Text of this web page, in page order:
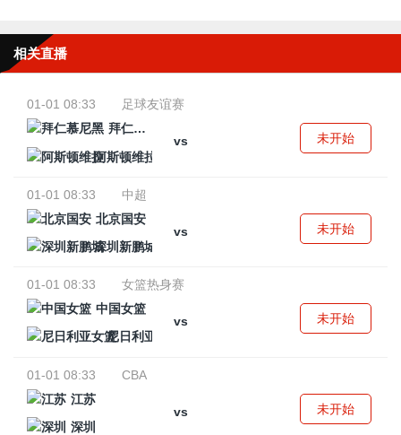
相关直播
01-01 08:33
足球友谊赛
拜仁慕尼黑
vs
阿斯顿维拉
未开始
01-01 08:33
中超
北京国安
vs
深圳新鹏城
未开始
01-01 08:33
女篮热身赛
中国女篮
vs
尼日利亚女篮
未开始
01-01 08:33
CBA
江苏
vs
深圳
未开始